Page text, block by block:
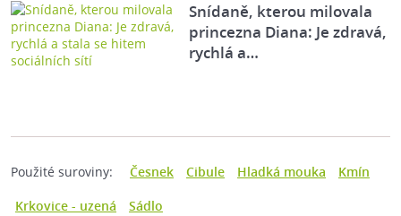
Snídaně, kterou milovala
princezna Diana: Je zdravá,
rychlá a…
Použité suroviny: Česnek Cibule Hladká mouka
Kmín
Krkovice - uzená
Sádlo